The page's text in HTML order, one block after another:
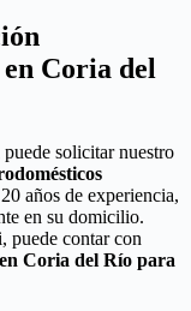
Coria del
solicitar nuestro
años de experiencia,
en su domicilio.
puede contar con
Coria del Río para